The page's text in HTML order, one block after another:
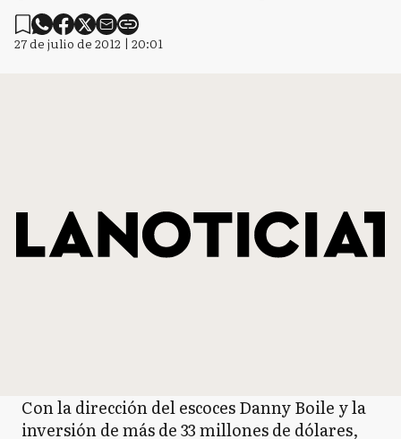
27 de julio de 2012 | 20:01
Con la dirección del escoces Danny Boile y la
inversión de más de 33 millones de dólares,